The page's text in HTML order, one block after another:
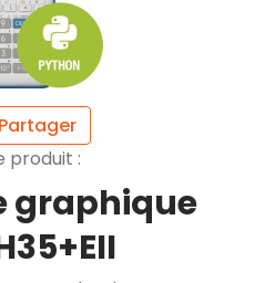
produit :
graphique